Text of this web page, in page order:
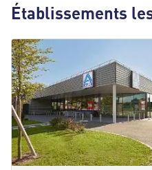
Établissements